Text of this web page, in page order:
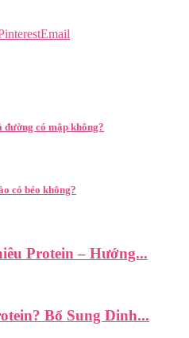
Email
có mập không?
có béo không?
Protein – Hướng...
Bổ Sung Dinh...